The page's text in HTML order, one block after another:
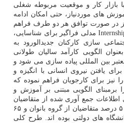
بازار کار و موقعیت مربوطه شغلی
های موردنیاز، حتی امکان ادامه
در صورت توافق هر دو طرف فراهم
است. کارآموزی سازمانی یا Internship مدلی فراگیر برای شناسایی،
سازی کارکنان جدیدالورود به
الگویی کارآمد سالیان طولانی
بین المللی پیاده سازی می شود و
یافتن نیروی انسانی با انگیزه و
نیز برای کارجویان فراهم نموده که
برمبنای الگویی مبتنی بر آموزش و
اطلاعات جمع آوری شده از متقاضیان
حضور در دوره اول، بیش از ۵۰ درصد متقاضیان از گروه بانوان و ۶۵
های دولتی بوده اند. طرح کلی